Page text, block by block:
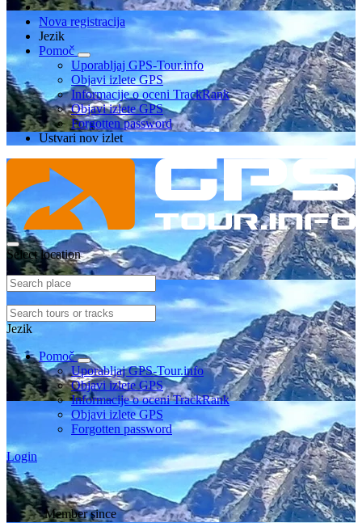
Nova registracija
Jezik
Pomoč
Uporabljaj GPS-Tour.info
Objavi izlete GPS
Informacije o oceni TrackRank
Objavi izlete GPS
Forgotten password
Ustvari nov izlet
Select location
Jezik
Pomoč
Uporabljaj GPS-Tour.info
Objavi izlete GPS
Informacije o oceni TrackRank
Objavi izlete GPS
Forgotten password
Login
Member since